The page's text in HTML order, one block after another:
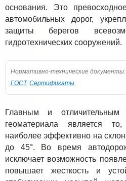
основания. Это
автомобильных дорог,
защиты берегов
гидротехнических сооружений.
Нормативно-технические документы:
ГОСТ, Сертификаты
Главным и отличительным
геоматериала является
наиболее эффективно на
до 45°. Во время
исключает возможность
повышает жесткость и